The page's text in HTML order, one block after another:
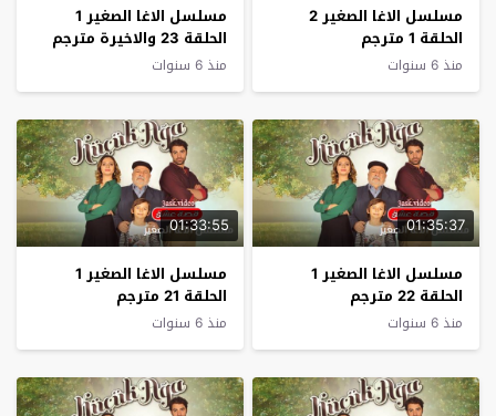
مسلسل الاغا الصغير 2
الحلقة 1 مترجم
منذ 6 سنوات
مسلسل الاغا الصغير 1
الحلقة 23 والاخيرة مترجم
منذ 6 سنوات
01:35:37
مسلسل الاغا الصغير 1
الحلقة 22 مترجم
منذ 6 سنوات
01:33:55
مسلسل الاغا الصغير 1
الحلقة 21 مترجم
منذ 6 سنوات